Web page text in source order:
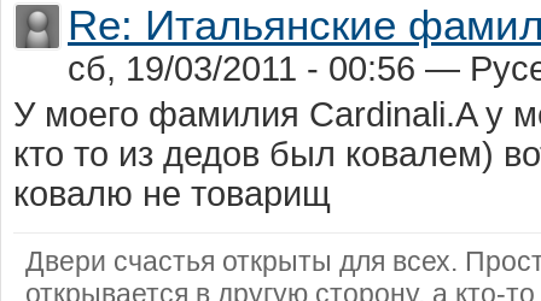
Re: Итальянские
сб, 19/03/2011 - 00:56 —
У моего фамилия Cardinali.A у
кто то из дедов был ковалем)
ковалю не товарищ
Двери счастья открыты для всех.
открывается в другую сторону, а кто-